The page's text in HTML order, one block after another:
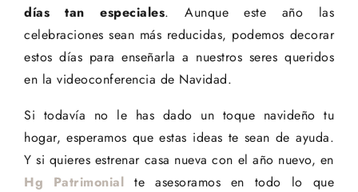
días tan especiales. Aunque este año las
celebraciones sean más reducidas, podemos decorar
estos días para enseñarla a nuestros seres queridos
en la videoconferencia de Navidad.
Si todavía no le has dado un toque navideño tu
hogar, esperamos que estas ideas te sean de ayuda.
Y si quieres estrenar casa nueva con el año nuevo, en
Hg Patrimonial te asesoramos en todo lo que